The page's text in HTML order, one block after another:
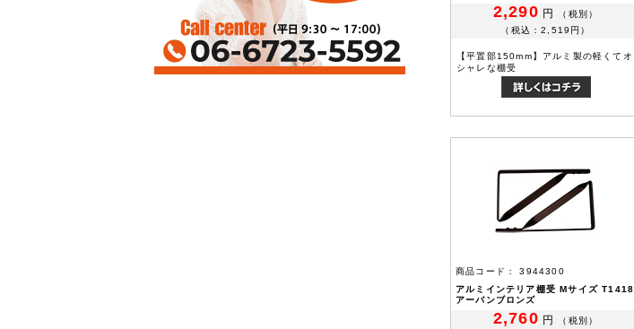
2,290 円
（税別）
（税込：2,519円）
【平置部150mm】アルミ製の軽くてオ
シャレな棚受
商品コード： 3944300
アルミインテリア棚受 Mサイズ T1418
アーバンブロンズ
2,760 円
（税別）